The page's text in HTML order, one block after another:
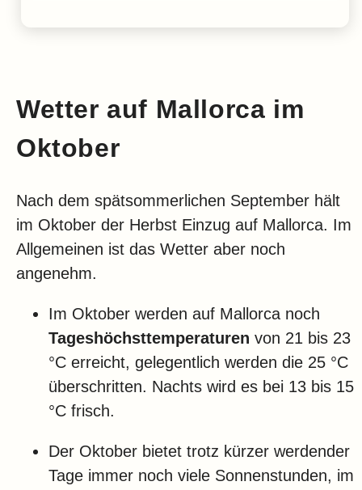
Wetter auf Mallorca im
Oktober
Nach dem spätsommerlichen September hält
im Oktober der Herbst Einzug auf Mallorca. Im
Allgemeinen ist das Wetter aber noch
angenehm.
Im Oktober werden auf Mallorca noch
Tageshöchsttemperaturen von 21 bis 23
°C erreicht, gelegentlich werden die 25 °C
überschritten. Nachts wird es bei 13 bis 15
°C frisch.
Der Oktober bietet trotz kürzer werdender
Tage immer noch viele Sonnenstunden, im